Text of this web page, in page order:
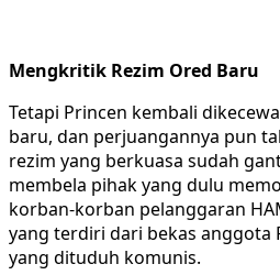
Mengkritik Rezim Ored Baru
Tetapi Princen kembali
baru, dan perjuangannya pun
rezim yang berkuasa sudah
membela pihak yang dulu
korban-korban pelanggaran
yang terdiri dari bekas anggota
yang dituduh komunis.